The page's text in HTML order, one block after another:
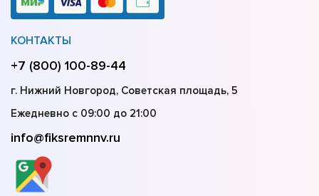
КОНТАКТЫ
+7 (800) 100-89-44
г. Нижний Новгород, Советская площадь, 5
Ежедневно с 09:00 до 21:00
info@fiksremnnv.ru